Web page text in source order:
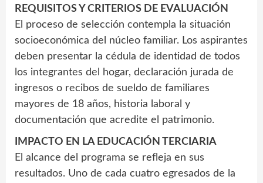
REQUISITOS Y CRITERIOS DE EVALUACIÓN
El proceso de selección contempla la situación
socioeconómica del núcleo familiar. Los aspirantes
deben presentar la cédula de identidad de todos
los integrantes del hogar, declaración jurada de
ingresos o recibos de sueldo de familiares
mayores de 18 años, historia laboral y
documentación que acredite el patrimonio.
IMPACTO EN LA EDUCACIÓN TERCIARIA
El alcance del programa se refleja en sus
resultados. Uno de cada cuatro egresados de la